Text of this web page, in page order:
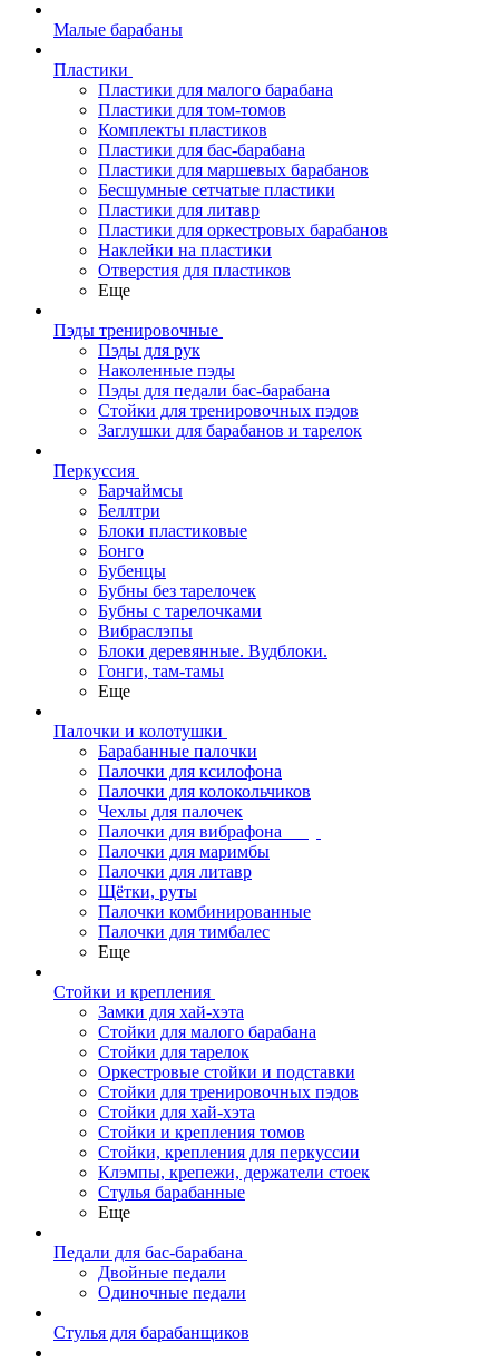
Малые барабаны
Пластики
Пластики для малого барабана
Пластики для том-томов
Комплекты пластиков
Пластики для бас-барабана
Пластики для маршевых барабанов
Бесшумные сетчатые пластики
Пластики для литавр
Пластики для оркестровых барабанов
Наклейки на пластики
Отверстия для пластиков
Еще
Пэды тренировочные
Пэды для рук
Наколенные пэды
Пэды для педали бас-барабана
Стойки для тренировочных пэдов
Заглушки для барабанов и тарелок
Перкуссия
Барчаймсы
Беллтри
Блоки пластиковые
Бонго
Бубенцы
Бубны без тарелочек
Бубны с тарелочками
Вибраслэпы
Блоки деревянные. Вудблоки.
Гонги, там-тамы
Еще
Палочки и колотушки
Барабанные палочки
Палочки для ксилофона
Палочки для колокольчиков
Чехлы для палочек
Палочки для вибрафона
Палочки для маримбы
Палочки для литавр
Щётки, руты
Палочки комбинированные
Палочки для тимбалес
Еще
Стойки и крепления
Замки для хай-хэта
Стойки для малого барабана
Стойки для тарелок
Оркестровые стойки и подставки
Стойки для тренировочных пэдов
Стойки для хай-хэта
Стойки и крепления томов
Стойки, крепления для перкуссии
Клэмпы, крепежи, держатели стоек
Стулья барабанные
Еще
Педали для бас-барабана
Двойные педали
Одиночные педали
Стулья для барабанщиков